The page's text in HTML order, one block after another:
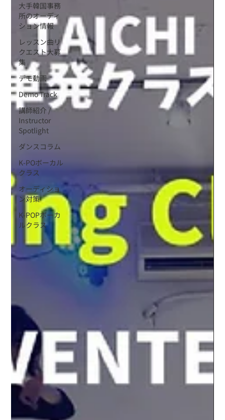
大手韓国事務
所のオーディ
ション情報
レッスン曲リ
クエスト大募
集
デモ動画
Demo Track
講師紹介 /
Instructor
Spotlight
ダンスコラム
K-POボーカル
クラス
オーディショ
ン対策
K-POPボーカ
ルクラス